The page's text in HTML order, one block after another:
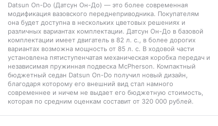
Datsun On-Do (Датсун Он-До) — это более современная
модификация вазовского переднеприводника. Покупателям
она будет доступна в нескольких цветовых решениях и
различных вариантах комплектации. Датсун Он-До в базовой
комплектации имеет двигатель в 82 л. с., в более дорогих
вариантах возможна мощность от 85 л. с. В ходовой части
установлена пятиступенчатая механическая коробка передач и
независимая пружинная подвеска McPherson. Компактный
бюджетный седан Datsun On-Do получил новый дизайн,
благодаря которому его внешний вид стал намного
современнее и ничем не выдает его бюджетную стоимость,
которая по средним оценкам составит от 320 000 рублей.